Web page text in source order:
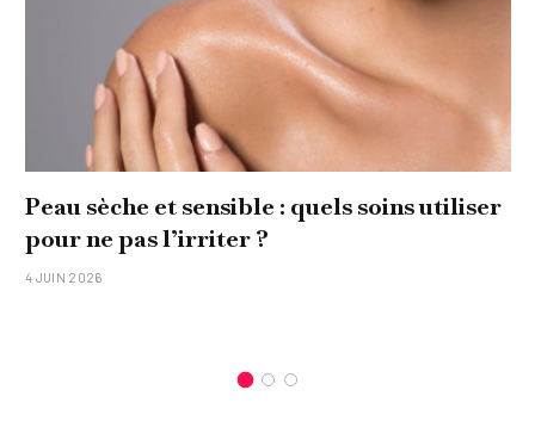
Peau sèche et sensible : quels soins utiliser
pour ne pas l’irriter ?
4 JUIN 2026